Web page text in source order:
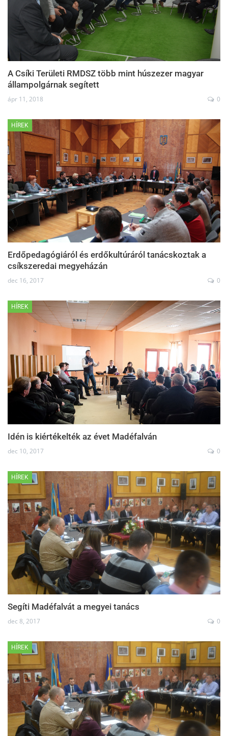
A Csíki Területi RMDSZ több mint húszezer magyar
állampolgárnak segített
ápr 11, 2018 0
HÍREK
Erdőpedagógiáról és erdőkultúráról tanácskoztak a
csíkszeredai megyeházán
dec 16, 2017 0
HÍREK
Idén is kiértékelték az évet Madéfalván
dec 10, 2017 0
HÍREK
Segíti Madéfalvát a megyei tanács
dec 8, 2017 0
HÍREK